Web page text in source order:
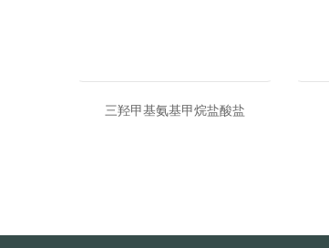
三羟甲基氨基甲烷盐酸盐